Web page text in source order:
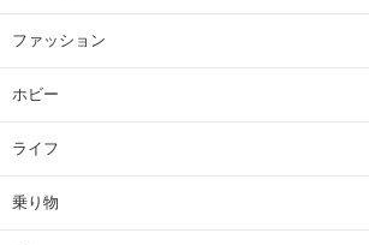
ファッション
ホビー
ライフ
乗り物